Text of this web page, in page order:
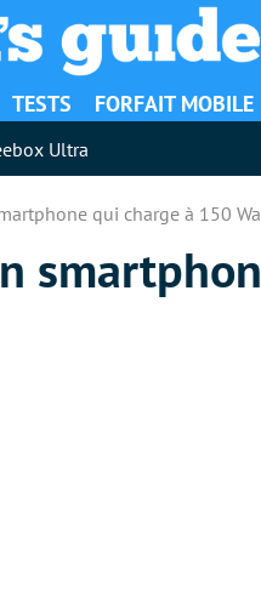
TESTS FORFAIT MOBILE
Ultra
qui charge à 150